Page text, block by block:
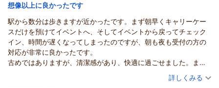
想像以上に良かったです
駅から数分は歩きますが近かったです。まず朝早くキャリーケー
スだけを預けてイベントへ、そしてイベントから戻ってチェック
イン、時間が遅くなってしまったのですが、朝も夜も受付の方の
対応が非常に良かったです。
古めではありますが、清潔感があり、快適に過ごせました。また
（投稿日：2026/07/28）
詳しくみる